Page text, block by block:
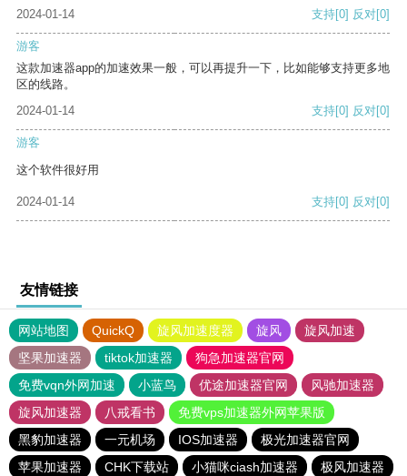
2024-01-14
支持[0] 反对[0]
游客
这款加速器app的加速效果一般，可以再提升一下，比如能够支持更多地
区的线路。
2024-01-14
支持[0] 反对[0]
游客
这个软件很好用
2024-01-14 支持[0] 反对[0]
友情链接
网站地图 QuickQ 旋风加速度器 旋风
旋风加速
坚果加速器
tiktok加速器
狗急加速器官网
免费vqn外网加速
小蓝鸟 优途加速器官网
风驰加速器
旋风加速器
八戒看书
免费vps加速器外网苹果版
黑豹加速器
一元机场 IOS加速器
极光加速器官网
苹果加速器
CHK下载站 小猫咪ciash加速器
极风加速器